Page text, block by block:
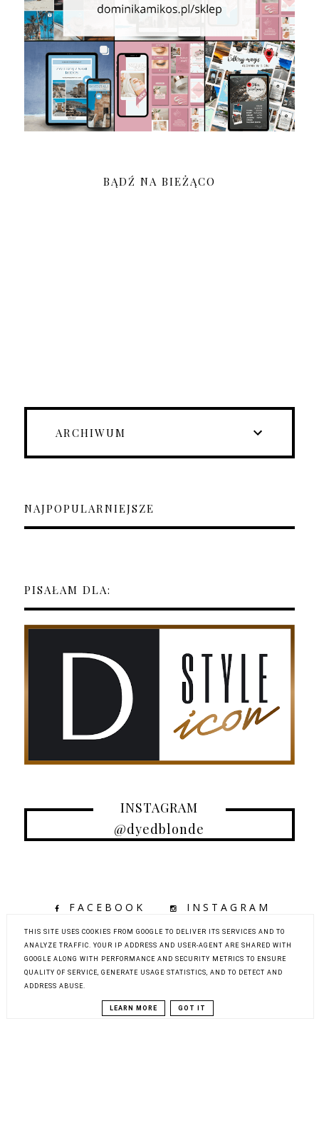
BĄDŹ NA BIEŻĄCO
ARCHIWUM
NAJPOPULARNIEJSZE
PISAŁAM DLA:
INSTAGRAM
@dyedblonde
FACEBOOK
INSTAGRAM
TIKTOK
YOUTUBE
COPYRIGHT ©
THIS SITE USES COOKIES FROM GOOGLE TO DELIVER ITS SERVICES AND TO
ANALYZE TRAFFIC. YOUR IP ADDRESS AND USER-AGENT ARE SHARED WITH
GOOGLE ALONG WITH PERFORMANCE AND SECURITY METRICS TO ENSURE
QUALITY OF SERVICE, GENERATE USAGE STATISTICS, AND TO DETECT AND
ADDRESS ABUSE.
LEARN MORE GOT IT